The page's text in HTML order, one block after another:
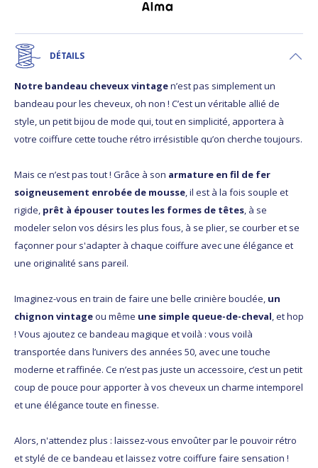
DÉTAILS
Notre bandeau cheveux vintagen’est pas simplement un
bandeau pour les cheveux, oh non ! C’est un véritable allié de
style, un petit bijou de mode qui, tout en simplicité, apportera à
votre coiffure cette touche rétro irrésistible qu’on cherche toujours.
Mais ce n’est pas tout ! Grâce à son armature en fil de fer
soigneusement enrobée de mousse, il est à la fois souple et
rigide, prêt à épouser toutes les formes de têtes, à se
modeler selon vos désirs les plus fous, à se plier, se courber et se
façonner pour s'adapter à chaque coiffure avec une élégance et
une originalité sans pareil.
Imaginez-vous en train de faire une belle crinière bouclée, un
chignon vintageou même une simple queue-de-cheval, et hop
! Vous ajoutez ce bandeau magique et voilà : vous voilà
transportée dans l’univers des années 50, avec une touche
moderne et raffinée. Ce n’est pas juste un accessoire, c’est un petit
coup de pouce pour apporter à vos cheveux un charme intemporel
et une élégance toute en finesse.
Alors, n'attendez plus : laissez-vous envoûter par le pouvoir rétro
et stylé de ce bandeau et laissez votre coiffure faire sensation !